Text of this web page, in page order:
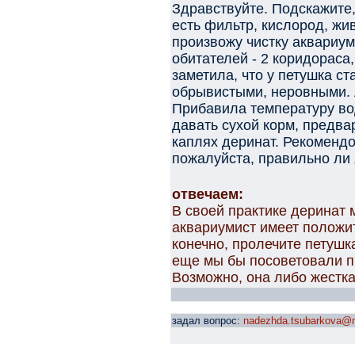
Здравствуйте.
есть фильтр, кислород,
произвожу чистку
обитателей - 2
заметила, что у петушка
обрывистыми, неровными.
Прибавила температуру
давать сухой корм,
каплях деринат.
пожалуйста, правильно
отвечаем:
В своей практике
аквариумист имеет
конечно, пролечите
еще мы бы посоветовали
Возможно, она либо
задал вопрос: